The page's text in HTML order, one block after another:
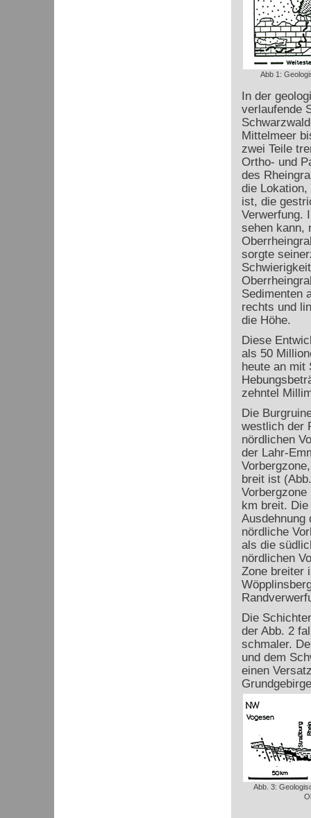
Abb 1:
In der
verlaufende
Mittelmeer
zwei Teile
Ortho- und
des
die Lokation,
ist, die
Verwerfung.
sehen kann,
sorgte
Sedimenten
rechts und
die Höhe.
Diese
als 50
heute an mit
zehntel
Die
westlich der
nördlichen
der Lahr-
breit ist
km breit.
Ausdehnung
nördliche
als die
nördlichen
Zone breiter
Die
der Abb. 2
schmaler.
und dem
einen
Abb. 3: